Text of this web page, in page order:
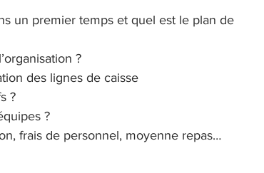
un premier temps et quel est le plan de
?
des lignes de caisse
?
?
frais de personnel, moyenne repas…